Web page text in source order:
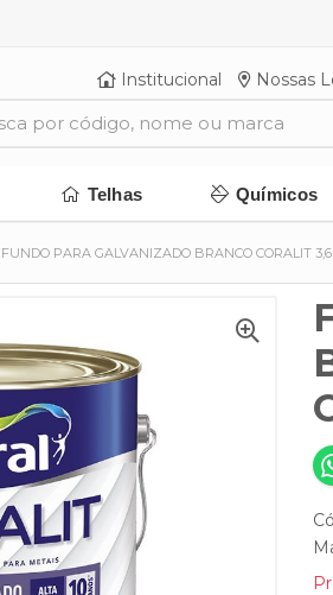
Institucional Nossas
Telhas Químicos
FUNDO PARA GALVANIZADO BRANCO CORALIT